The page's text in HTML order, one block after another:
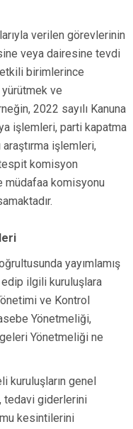
verilen görevlerinin
veya dairesine tevdi
birimlerince
ve
2022 sayılı Kanuna
işlemleri, parti kapatma
işlemleri,
komisyon
müdafaa komisyonu
yayımlamış
ilgili kuruluşlara
ve Kontrol
Yönetmeliği,
Yönetmeliği ne
kuruluşların genel
tedavi giderlerini
kesintilerini